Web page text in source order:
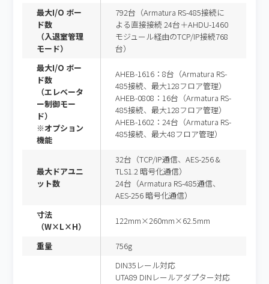
最大I/O ボー
ド数
（入退室管理
モード）
792台（Armatura RS-485接続に
よる直接接続 24台＋AHDU-1460
モジュール経由のTCP/IP接続768
台）
最大I/O ボー
ド数
（エレベータ
ー制御モー
ド）
※オプション
機能
AHEB-1616：8台（Armatura RS-
485接続、最大128フロア管理）
AHEB-0808：16台（Armatura RS-
485接続、最大128フロア管理）
AHEB-1602：24台（Armatura RS-
485接続、最大48フロア管理）
最大ドアユニ
ット数
32台（TCP/IP通信、AES-256 &
TLS1.2 暗号化通信）
24台（Armatura RS-485通信、
AES-256 暗号化通信）
寸法
（W×L×H）
122mm×260mm×62.5mm
重量 756g
DIN35レール対応
UTA89 DINレールアダプター対応